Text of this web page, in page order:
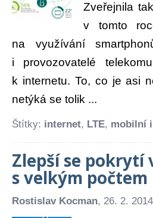
Zveřejnila
v tomto
na využívání
i provozovatelé
k internetu. To, co je asi
netýká se tolik ...
Štítky: internet, LTE, mobilní
Zlepší se pokrytí
s velkým počtem
Rostislav Kocman, 26. 2.